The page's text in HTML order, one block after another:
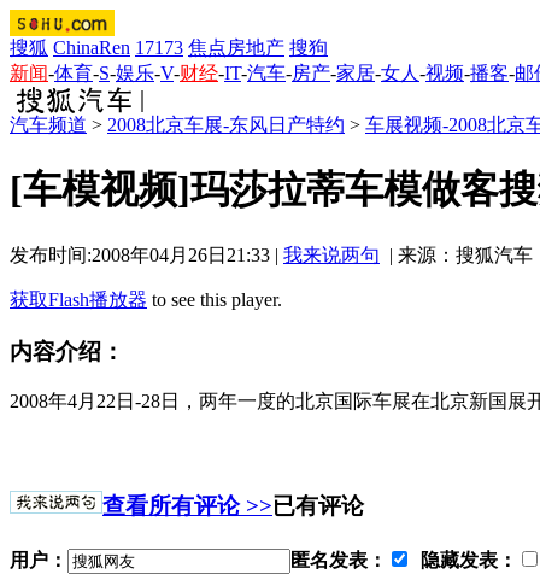
搜狐 ChinaRen 17173 焦点房地产 搜狗
新闻-体育-S-娱乐-V-财经-IT-汽车-房产-家居-女人 -视频-播客-邮
汽车频道 > 2008北京车展-东风日产特约 > 车展视频-2008北京
[车模视频]玛莎拉蒂车模做客
发布时间:2008年04月26日21:33 | 我来说两句 | 来源：搜狐汽车
获取Flash播放器 to see this player.
内容介绍：
2008年4月22日-28日，两年一度的北京国际车展在北京新国
查看所有评论 >>已有评论
用户： 匿名发表： 隐藏发表：